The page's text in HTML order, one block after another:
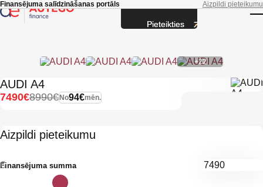
Skip to main content
Finansējuma salīdzināšanas portāls Aizpildi pieteikumu
+22
AUDI A4
No94€mēn.
8990€
7490€
Aizpildi pieteikumu
Finansējuma summa
€